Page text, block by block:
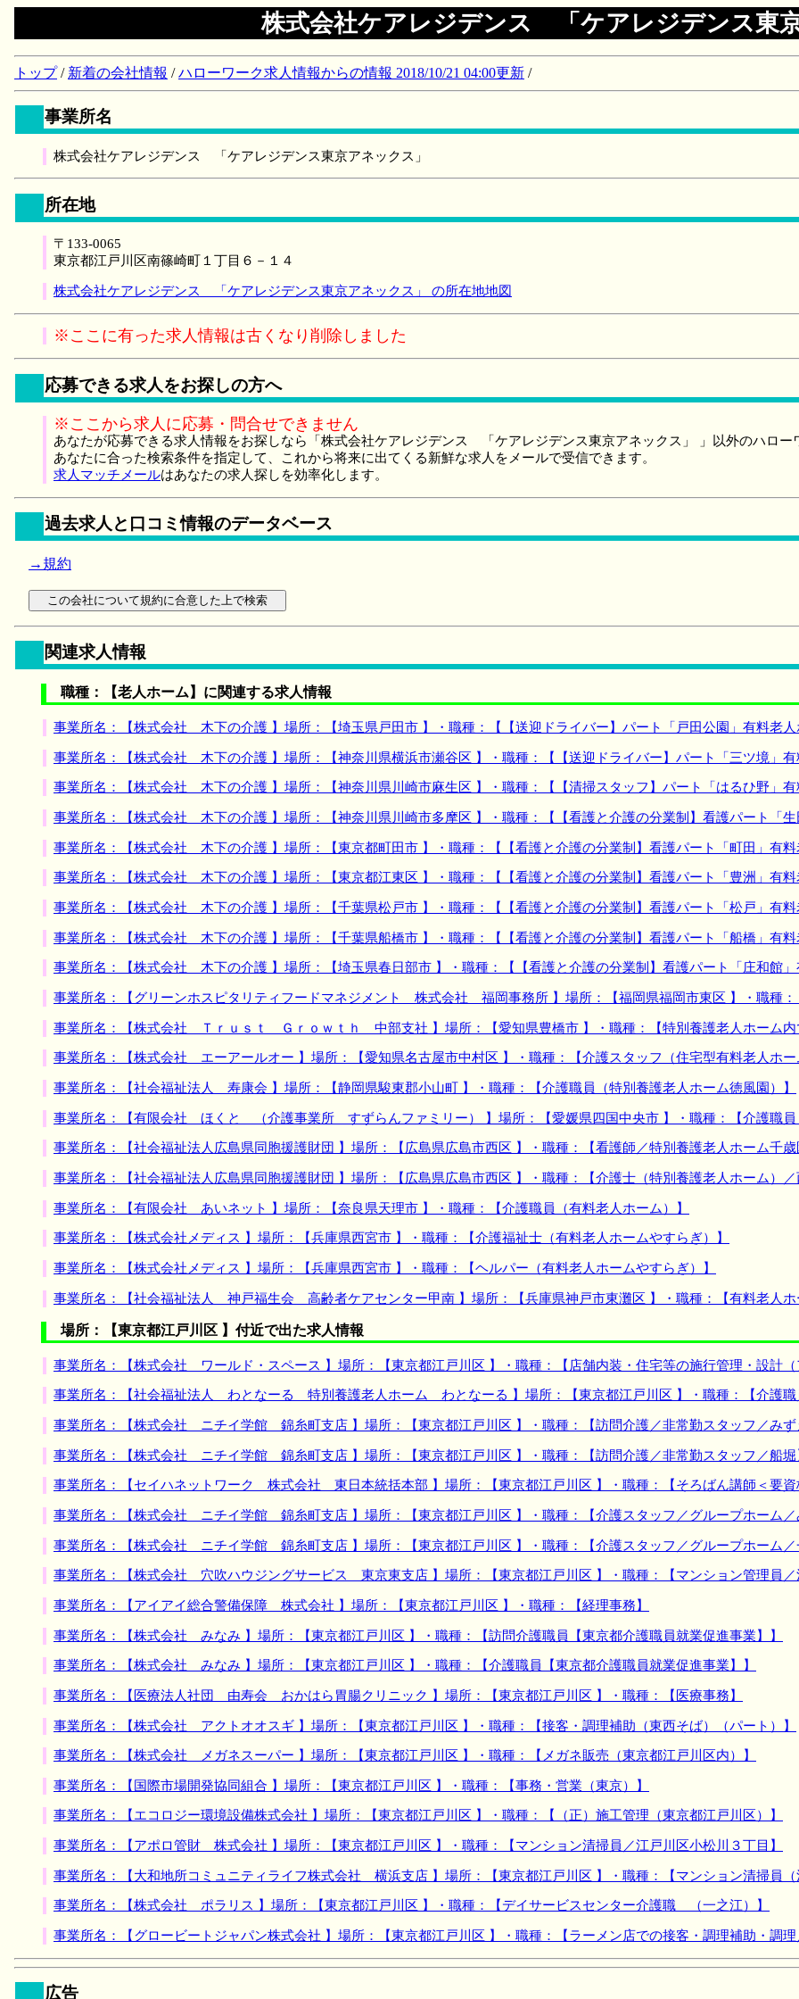
株式会社ケアレジデンス 「ケアレジデンス東京
トップ/ 新着の会社情報 /ハローワーク求人情報からの情報 2018/10/21 04:00更新 /
事業所名
株式会社ケアレジデンス 「ケアレジデンス東京アネックス」
所在地
〒133-0065
東京都江戸川区南篠崎町１丁目６－１４
株式会社ケアレジデンス 「ケアレジデンス東京アネックス」 の所在地地図
※ここに有った求人情報は古くなり削除しました
応募できる求人をお探しの方へ
※ここから求人に応募・問合せできません
あなたが応募できる求人情報をお探しなら「株式会社ケアレジデンス 「ケアレジデンス東京アネックス」 」以外のハロー
あなたに合った検索条件を指定して、これから将来に出てくる新鮮な求人をメールで受信できます。
求人マッチメールはあなたの求人探しを効率化します。
過去求人と口コミ情報のデータベース
→規約
関連求人情報
職種：【老人ホーム】に関連する求人情報
事業所名：【株式会社 木下の介護 】場所：【埼玉県戸田市 】・職種：【【送迎ドライバー】パート「戸田公園」有料老人
事業所名：【株式会社 木下の介護 】場所：【神奈川県横浜市瀬谷区 】・職種：【【送迎ドライバー】パート「三ツ境」有
事業所名：【株式会社 木下の介護 】場所：【神奈川県川崎市麻生区 】・職種：【【清掃スタッフ】パート「はるひ野」有
事業所名：【株式会社 木下の介護 】場所：【神奈川県川崎市多摩区 】・職種：【【看護と介護の分業制】看護パート「生
事業所名：【株式会社 木下の介護 】場所：【東京都町田市 】・職種：【【看護と介護の分業制】看護パート「町田」有料
事業所名：【株式会社 木下の介護 】場所：【東京都江東区 】・職種：【【看護と介護の分業制】看護パート「豊洲」有料
事業所名：【株式会社 木下の介護 】場所：【千葉県松戸市 】・職種：【【看護と介護の分業制】看護パート「松戸」有料
事業所名：【株式会社 木下の介護 】場所：【千葉県船橋市 】・職種：【【看護と介護の分業制】看護パート「船橋」有料
事業所名：【株式会社 木下の介護 】場所：【埼玉県春日部市 】・職種：【【看護と介護の分業制】看護パート「庄和館」
事業所名：【グリーンホスピタリティフードマネジメント 株式会社 福岡事務所 】場所：【福岡県福岡市東区 】・職種：
事業所名：【株式会社 Ｔｒｕｓｔ Ｇｒｏｗｔｈ 中部支社 】場所：【愛知県豊橋市 】・職種：【特別養護老人ホーム内
事業所名：【株式会社 エーアールオー 】場所：【愛知県名古屋市中村区 】・職種：【介護スタッフ（住宅型有料老人ホー
事業所名：【社会福祉法人 寿康会 】場所：【静岡県駿東郡小山町 】・職種：【介護職員（特別養護老人ホーム徳風園）】
事業所名：【有限会社 ほくと （介護事業所 すずらんファミリー） 】場所：【愛媛県四国中央市 】・職種：【介護職
事業所名：【社会福祉法人広島県同胞援護財団 】場所：【広島県広島市西区 】・職種：【看護師／特別養護老人ホーム千歳
事業所名：【社会福祉法人広島県同胞援護財団 】場所：【広島県広島市西区 】・職種：【介護士（特別養護老人ホーム）／
事業所名：【有限会社 あいネット 】場所：【奈良県天理市 】・職種：【介護職員（有料老人ホーム）】
事業所名：【株式会社メディス 】場所：【兵庫県西宮市 】・職種：【介護福祉士（有料老人ホームやすらぎ）】
事業所名：【株式会社メディス 】場所：【兵庫県西宮市 】・職種：【ヘルパー（有料老人ホームやすらぎ）】
事業所名：【社会福祉法人 神戸福生会 高齢者ケアセンター甲南 】場所：【兵庫県神戸市東灘区 】・職種：【有料老人ホ
場所：【東京都江戸川区 】付近で出た求人情報
事業所名：【株式会社 ワールド・スペース 】場所：【東京都江戸川区 】・職種：【店舗内装・住宅等の施行管理・設計
事業所名：【社会福祉法人 わとなーる 特別養護老人ホーム わとなーる 】場所：【東京都江戸川区 】・職種：【介護
事業所名：【株式会社 ニチイ学館 錦糸町支店 】場所：【東京都江戸川区 】・職種：【訪問介護／非常勤スタッフ／みず
事業所名：【株式会社 ニチイ学館 錦糸町支店 】場所：【東京都江戸川区 】・職種：【訪問介護／非常勤スタッフ／船堀
事業所名：【セイハネットワーク 株式会社 東日本統括本部 】場所：【東京都江戸川区 】・職種：【そろばん講師＜要資
事業所名：【株式会社 ニチイ学館 錦糸町支店 】場所：【東京都江戸川区 】・職種：【介護スタッフ／グループホーム／
事業所名：【株式会社 ニチイ学館 錦糸町支店 】場所：【東京都江戸川区 】・職種：【介護スタッフ／グループホーム／
事業所名：【株式会社 穴吹ハウジングサービス 東京東支店 】場所：【東京都江戸川区 】・職種：【マンション管理員／
事業所名：【アイアイ総合警備保障 株式会社 】場所：【東京都江戸川区 】・職種：【経理事務】
事業所名：【株式会社 みなみ 】場所：【東京都江戸川区 】・職種：【訪問介護職員【東京都介護職員就業促進事業】】
事業所名：【株式会社 みなみ 】場所：【東京都江戸川区 】・職種：【介護職員【東京都介護職員就業促進事業】】
事業所名：【医療法人社団 由寿会 おかはら胃腸クリニック 】場所：【東京都江戸川区 】・職種：【医療事務】
事業所名：【株式会社 アクトオオスギ 】場所：【東京都江戸川区 】・職種：【接客・調理補助（東西そば）（パート）】
事業所名：【株式会社 メガネスーパー 】場所：【東京都江戸川区 】・職種：【メガネ販売（東京都江戸川区内）】
事業所名：【国際市場開発協同組合 】場所：【東京都江戸川区 】・職種：【事務・営業（東京）】
事業所名：【エコロジー環境設備株式会社 】場所：【東京都江戸川区 】・職種：【（正）施工管理（東京都江戸川区）】
事業所名：【アポロ管財 株式会社 】場所：【東京都江戸川区 】・職種：【マンション清掃員／江戸川区小松川３丁目】
事業所名：【大和地所コミュニティライフ株式会社 横浜支店 】場所：【東京都江戸川区 】・職種：【マンション清掃員（
事業所名：【株式会社 ポラリス 】場所：【東京都江戸川区 】・職種：【デイサービスセンター介護職 （一之江）】
事業所名：【グロービートジャパン株式会社 】場所：【東京都江戸川区 】・職種：【ラーメン店での接客・調理補助・調理
広告